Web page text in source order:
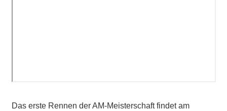
Das erste Rennen der AM-Meisterschaft findet am